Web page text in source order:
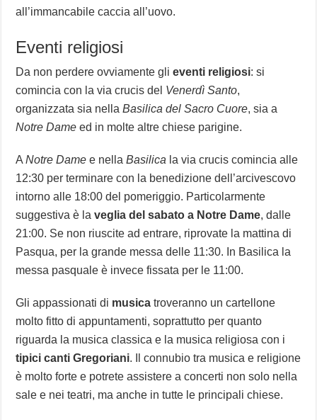
all’immancabile caccia all’uovo.
Eventi religiosi
Da non perdere ovviamente glieventi religiosi: si
comincia con la via crucis del Venerdì Santo,
organizzata sia nellaBasilica del Sacro Cuore, sia a
Notre Dame ed in molte altre chiese parigine.
ANotre Dame e nellaBasilica la via crucis comincia alle
12:30 per terminare con la benedizione dell’arcivescovo
intorno alle 18:00 del pomeriggio. Particolarmente
suggestiva è laveglia del sabato a Notre Dame, dalle
21:00. Se non riuscite ad entrare, riprovate la mattina di
Pasqua, per la grande messa delle 11:30. In Basilica la
messa pasquale è invece fissata per le 11:00.
Gli appassionati di musica troveranno un cartellone
molto fitto di appuntamenti, soprattutto per quanto
riguarda la musica classica e la musica religiosa con i
tipici canti Gregoriani. Il connubio tra musica e religione
è molto forte e potrete assistere a concerti non solo nella
sale e nei teatri, ma anche in tutte le principali chiese.